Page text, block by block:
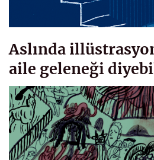
Aslında
aile geleneği